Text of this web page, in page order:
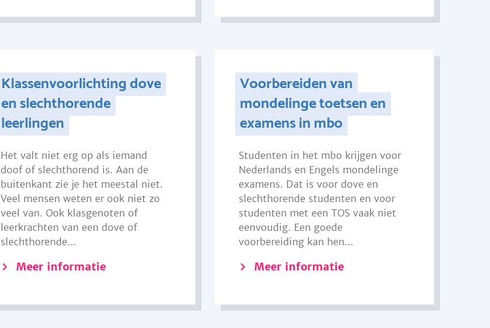
Klassenvoorlichting dove
en slechthorende
leerlingen
Het valt niet erg op als iemand
doof of slechthorend is. Aan de
buitenkant zie je het meestal niet.
Veel mensen weten er ook niet zo
veel van. Ook klasgenoten of
leerkrachten van een dove of
slechthorende...
Meer informatie
Voorbereiden van
mondelinge toetsen en
examens in mbo
Studenten in het mbo krijgen voor
Nederlands en Engels mondelinge
examens. Dat is voor dove en
slechthorende studenten en voor
studenten met een TOS vaak niet
eenvoudig. Een goede
voorbereiding kan hen...
Meer informatie